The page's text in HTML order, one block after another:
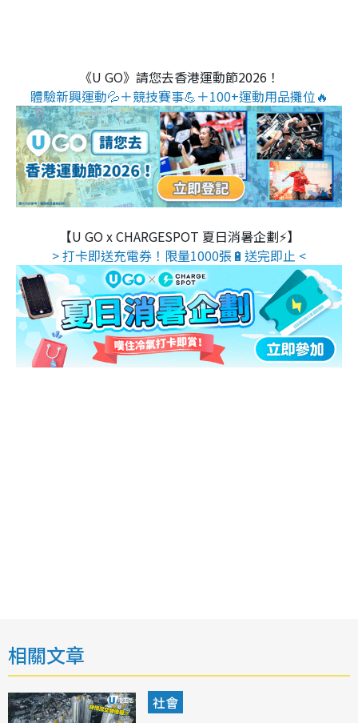
《U GO》請您去香港運動節2026！
體驗新興運動💦＋競技賽事💪＋100+運動用品攤位🔥
【U GO x CHARGESPOT 夏日消暑企劃⚡】
> 打卡即送充電券！限量1000張🔋送完即止 <
相關文章
社會